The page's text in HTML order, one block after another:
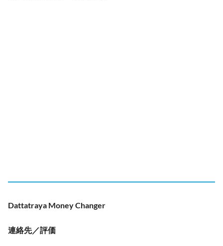
Dattatraya Money Changer
連絡先／評価